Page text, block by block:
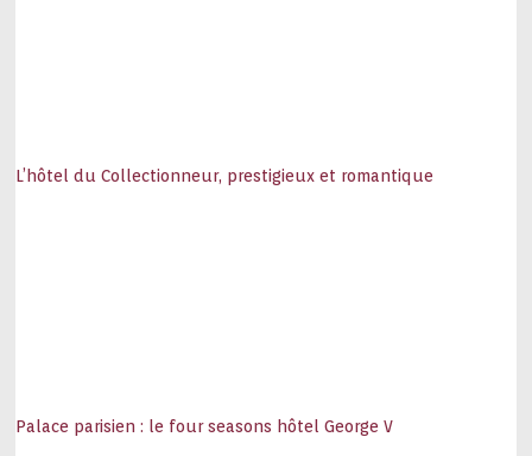
L’hôtel du Collectionneur, prestigieux et romantique
Palace parisien : le four seasons hôtel George V